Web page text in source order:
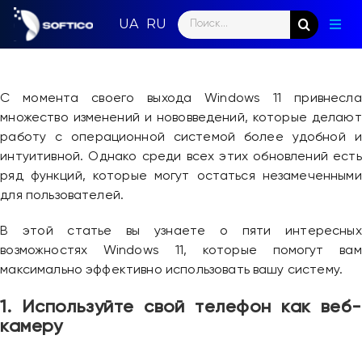
Skip
content
Search
for:
С момента своего выхода Windows 11 привнесла
множество изменений и нововведений, которые делают
работу с операционной системой более удобной и
интуитивной. Однако среди всех этих обновлений есть
ряд функций, которые могут остаться незамеченными
для пользователей.
В этой статье вы узнаете о пяти интересных
возможностях Windows 11, которые помогут вам
максимально эффективно использовать вашу систему.
1. Используйте свой телефон как веб-
камеру